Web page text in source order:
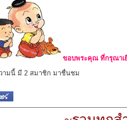
ขอบพระคุณ ที่กรุณาเ
ามนี้ มี 2 สมาชิก มาชื่นชม